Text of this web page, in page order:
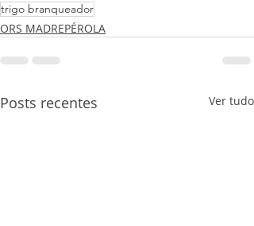
trigo branqueador
ORS MADREPÉROLA
Posts recentes Ver tudo